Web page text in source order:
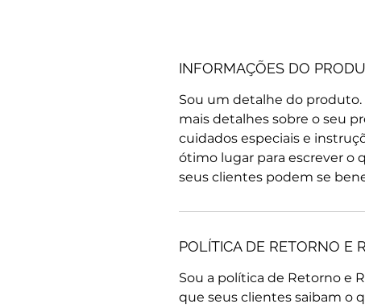
INFORMAÇÕES DO
Sou um detalhe do
mais detalhes sobre o seu
cuidados especiais e
ótimo lugar para escrever o
seus clientes podem se
POLÍTICA DE RETORNO E
Sou a política de Retorno e
que seus clientes saibam o